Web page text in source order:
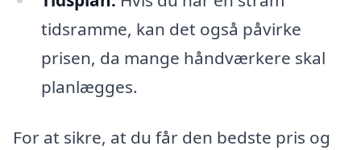
tidsramme, kan det også påvirke
prisen, da mange håndværkere skal
planlægges.
For at sikre, at du får den bedste pris og